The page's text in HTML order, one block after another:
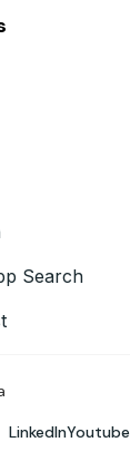
Search
LinkedInYoutube